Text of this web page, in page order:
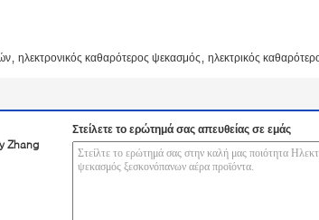
ηλεκτρονικός καθαρότερος ψεκασμός ηλεκτρικός
Zhang
Στείλετε το ερώτημά σας απευθείας σε εμάς